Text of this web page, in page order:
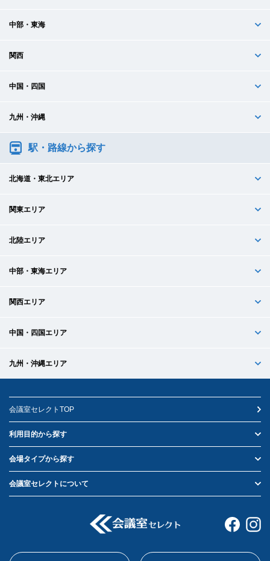
中部・東海
関西
中国・四国
九州・沖縄
駅・路線から探す
北海道・東北エリア
関東エリア
北陸エリア
中部・東海エリア
関西エリア
中国・四国エリア
九州・沖縄エリア
会議室セレクトTOP
利用目的から探す
会場タイプから探す
会議室セレクトについて